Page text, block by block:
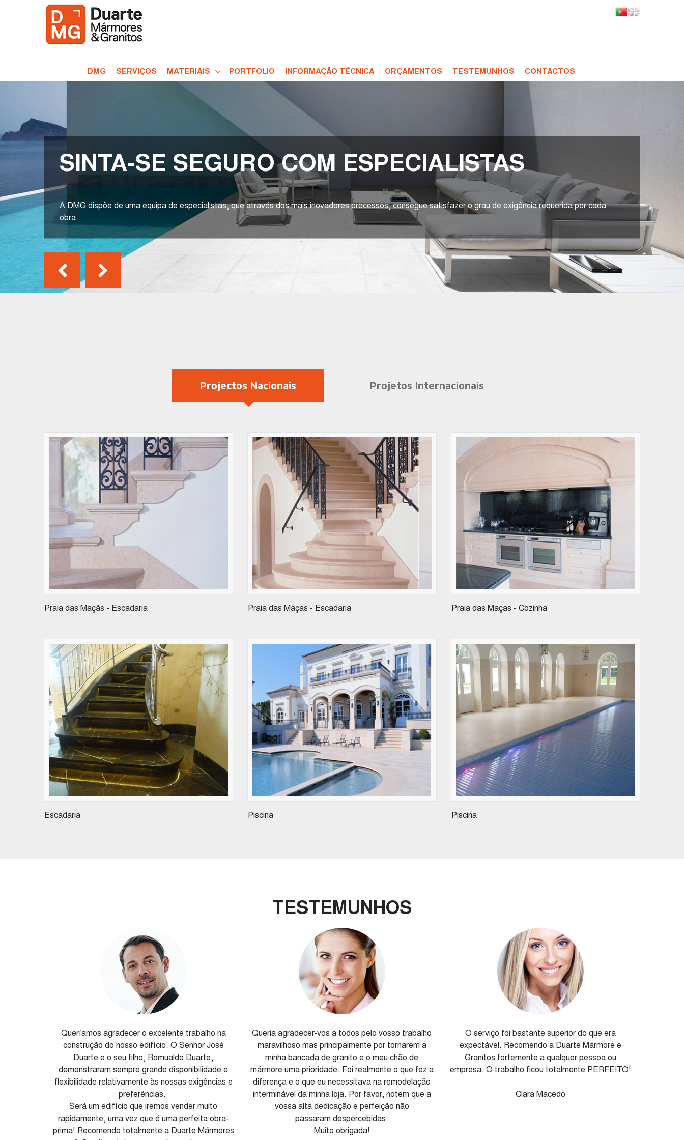
DMG SERVIÇOS MATERIAIS PORTFOLIO INFORMAÇÃO TÉCNICA ORÇAMENTOS TESTEMUNHOS CONTACTOS
SINTA-SE SEGURO COM ESPECIALISTAS
A DMG dispõe de uma equipa de especialistas, que através dos mais inovadores processos, consegue satisfazer o grau de exigência requerida por cada
obra.
Projectos Nacionais Projetos Internacionais
Praia das Maçãs - Escadaria Praia das Maças - Escadaria Praia das Maças - Cozinha
Escadaria Piscina Piscina
TESTEMUNHOS
Queríamos agradecer o excelente trabalho na
construção do nosso edifício. O Senhor José
Duarte e o seu filho, Romualdo Duarte,
demonstraram sempre grande disponibilidade e
flexibilidade relativamente às nossas exigências e
preferências.
Será um edifício que iremos vender muito
rapidamente, uma vez que é uma perfeita obra-
prima! Recomendo totalmente a Duarte Mármores
Queria agradecer-vos a todos pelo vosso trabalho
maravilhoso mas principalmente por tornarem a
minha bancada de granito e o meu chão de
mármore uma prioridade. Foi realmente o que fez a
diferença e o que eu necessitava na remodelação
interminável da minha loja. Por favor, notem que a
vossa alta dedicação e perfeição não
passaram despercebidas.
Muito obrigada!
O serviço foi bastante superior do que era
expectável. Recomendo a Duarte Mármore e
Granitos fortemente a qualquer pessoa ou
empresa. O trabalho ficou totalmente PERFEITO!
Clara Macedo